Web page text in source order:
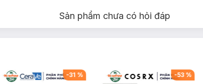
Sản phẩm chưa có hỏi đáp
-31 % -53%